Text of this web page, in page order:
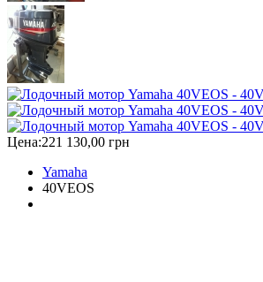
Цена:221 130,00 грн
Yamaha
40VEOS